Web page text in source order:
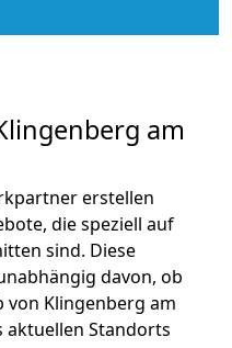
am
erstellen
die speziell auf
sind. Diese
davon, ob
von Klingenberg am
aktuellen Standorts